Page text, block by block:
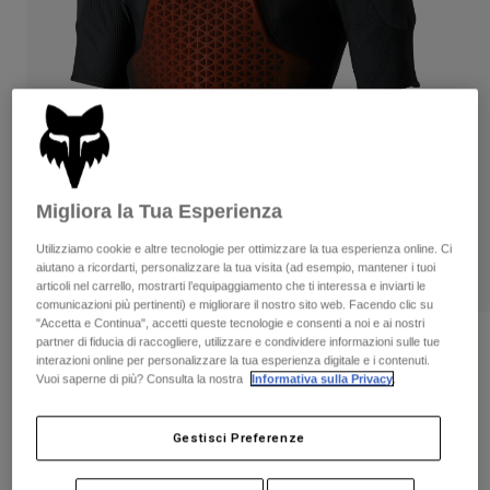
Pantaloni
Pantaloncini
Giacche
Guanti
Protezioni
Maschere
Calze
Accessori
Pantaloni
Guanti
Giacche
Calze
Borse e accessori
Camicie
Vedi tutto
Donna
T-shirt
Felpe
Giacche
Pantaloni & Pantaloncini
Camicie
Vedi tutto
Bambini
Protezioni
Maschere
Calze
Vedi tutto
Moto
Caschi
Maglie​
Pantaloni
Stivali
Maschere
Recensioni
Strato Interno Maniche Corte
Baseframe Pro
Prodotto n.38049
Migliora la Tua Esperienza
Utilizziamo cookie e altre tecnologie per ottimizzare la tua esperienza online. Ci
aiutano a ricordarti, personalizzare la tua visita (ad esempio, mantener i tuoi
articoli nel carrello, mostrarti l’equipaggiamento che ti interessa e inviarti le
comunicazioni più pertinenti) e migliorare il nostro sito web. Facendo clic su
"Accetta e Continua", accetti queste tecnologie e consenti a noi e ai nostri
partner di fiducia di raccogliere, utilizzare e condividere informazioni sulle tue
interazioni online per personalizzare la tua esperienza digitale e i contenuti.
Vuoi saperne di più? Consulta la nostra
Informativa sulla Privacy
Gestisci Preferenze